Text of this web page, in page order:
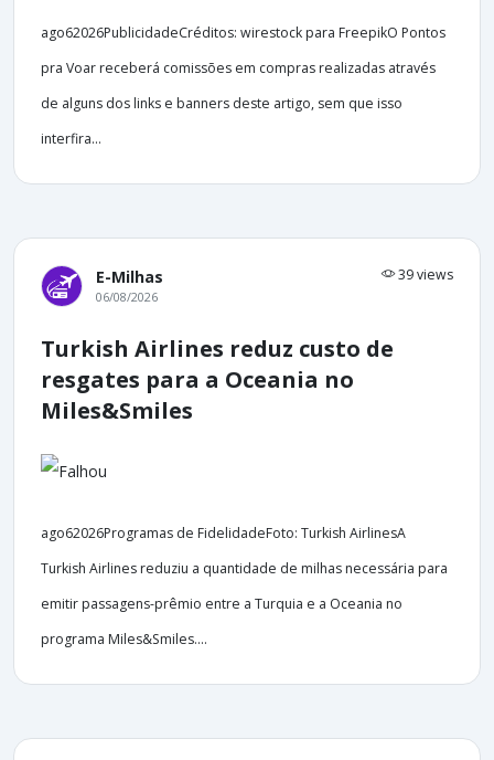
ago62026PublicidadeCréditos: wirestock para FreepikO Pontos
pra Voar receberá comissões em compras realizadas através
de alguns dos links e banners deste artigo, sem que isso
interfira...
E-Milhas 39 views
06/08/2026
Turkish Airlines reduz custo de
resgates para a Oceania no
Miles&Smiles
ago62026Programas de FidelidadeFoto: Turkish AirlinesA
Turkish Airlines reduziu a quantidade de milhas necessária para
emitir passagens-prêmio entre a Turquia e a Oceania no
programa Miles&Smiles....